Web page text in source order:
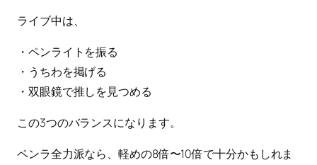
ライブ中は、
・ペンライトを振る
・うちわを掲げる
・双眼鏡で推しを見つめる
この3つのバランスになります。
ペンラ全力派なら、軽めの8倍〜10倍で十分かもしれま